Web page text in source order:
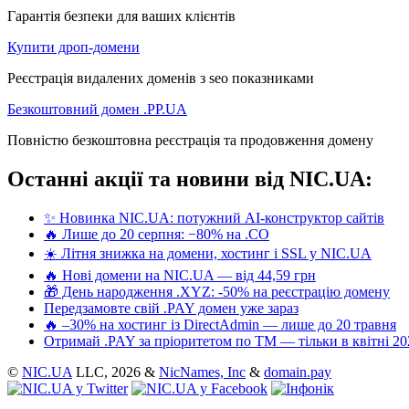
Гарантія безпеки для ваших клієнтів
Купити дроп-домени
Реєстрація видалених доменів з seo показниками
Безкоштовний домен .PP.UA
Повністю безкоштовна реєстрація та продовження домену
Останні акції та новини від NIC.UA:
✨ Новинка NIC.UA: потужний AI-конструктор сайтів
🔥 Лише до 20 серпня: −80% на .CO
☀️ Літня знижка на домени, хостинг і SSL у NIC.UA
🔥 Нові домени на NIC.UA — від 44,59 грн
🎁 День народження .XYZ: -50% на реєстрацію домену
Передзамовте свій .PAY домен уже зараз
🔥 –30% на хостинг із DirectAdmin — лише до 20 травня
Отримай .PAY за пріоритетом по ТМ — тільки в квітні
© NIC.UA LLC, 2026 & NicNames, Inc & domain.pay